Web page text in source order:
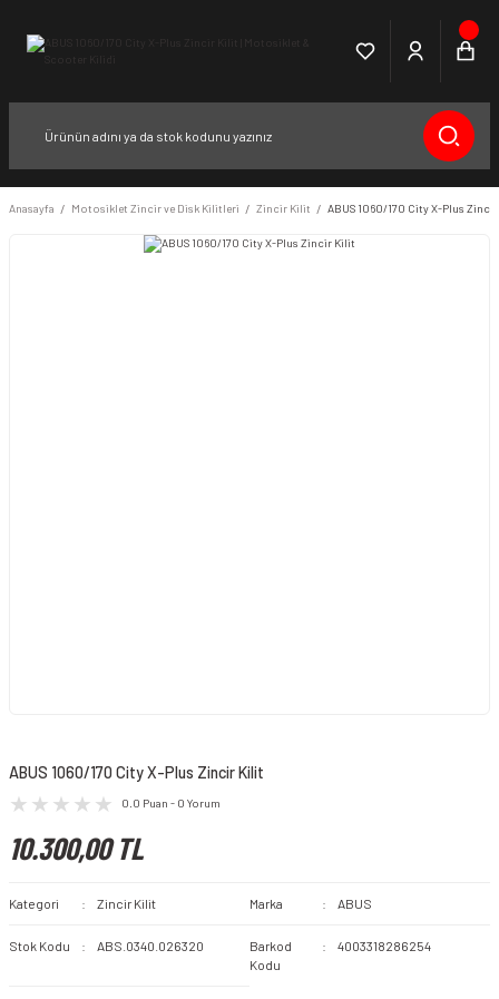
Anasayfa Motosiklet Zincir ve Disk Kilitleri Zincir Kilit ABUS 1060/170 City X-Plus
ABUS 1060/170 City X-Plus Zincir Kilit
0.0 Puan - 0 Yorum
10.300,00 TL
Kategori Zincir Kilit Marka ABUS
Stok Kodu ABS.0340.026320
Barkod
Kodu
4003318286254